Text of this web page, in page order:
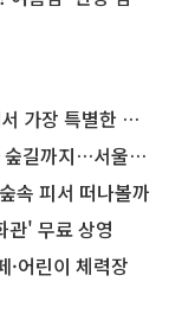
한 편의점의 정체
서울둘레길 15코스
속 피서 떠나볼까
관' 무료 상영
·어린이 체력장